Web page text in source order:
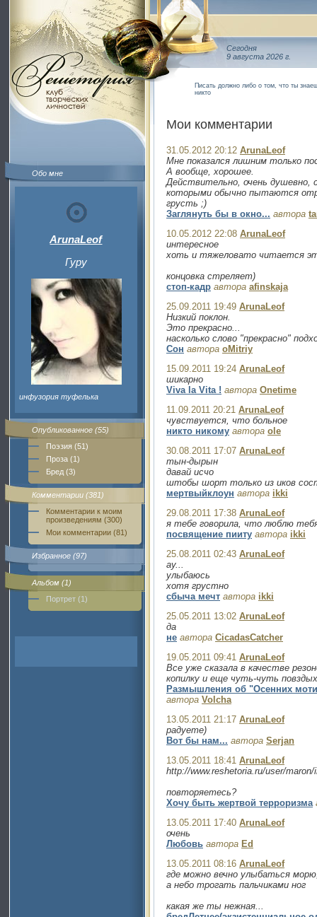
Обо мне
ArunaLeof
Гуру
инфузория туфелька
Опубликованное (55)
Поэзия (51)
Проза (1)
Бред (3)
Комментарии (381)
Комментарии к моим
произведениям (300)
Мои комментарии (81)
Избранное (97)
Альбом (1)
Портрет (1)
Сегодня
9 августа 2026 г.
Писать должно либо о том, что ты
никто
Мои комментарии
31.05.2012 20:12 ArunaLeof
Мне показался лишним только
А вообще, хорошее.
Действительно, очень душевно,
которыми обычно пытаются
грусть ;)
Заглянуть бы в окно... автора
10.05.2012 22:08 ArunaLeof
интересное
хоть и тяжеловато читается
концовка стреляет)
стоп-кадр автора afinskaja
25.09.2011 19:49 ArunaLeof
Низкий поклон.
Это прекрасно...
насколько слово "прекрасно"
Сон автора oMitriy
15.09.2011 19:24 ArunaLeof
шикарно
Viva la Vita ! автора Onetime
11.09.2011 20:21 ArunaLeof
чувствуется, что больное
никто никому автора ole
30.08.2011 17:07 ArunaLeof
тын-дырын
давай исчо
штобы шорт только из иков
мертвыйклоун автора ikki
29.08.2011 17:38 ArunaLeof
я тебе говорила, что люблю
посвящение пииту автора ikki
25.08.2011 02:43 ArunaLeof
ау...
улыбаюсь
хотя грустно
сбыча мечт автора ikki
25.05.2011 13:02 ArunaLeof
да
не автора CicadasCatcher
19.05.2011 09:41 ArunaLeof
Все уже сказала в качестве
копилку и еще чуть-чуть
Размышления об "Осенних
автора Volcha
13.05.2011 21:17 ArunaLeof
радуете)
Вот бы нам... автора Serjan
13.05.2011 18:41 ArunaLeof
http://www.reshetoria.ru/user/
повторяетесь?
Хочу быть жертвой терроризма
13.05.2011 17:40 ArunaLeof
очень
Любовь автора Ed
13.05.2011 08:16 ArunaLeof
где можно вечно улыбаться
а небо трогать пальчиками ног
какая же ты нежная...